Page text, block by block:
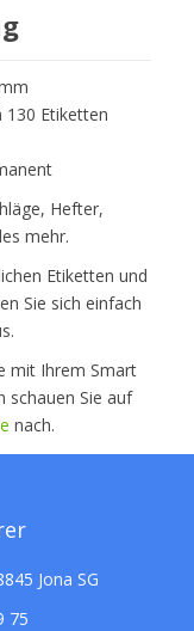
130 Etiketten
Hefter,
mehr.
Etiketten und
Sie sich einfach
mit Ihrem Smart
schauen Sie auf
nach.
Jona SG
75